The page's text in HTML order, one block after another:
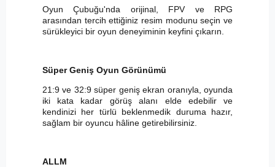
Oyun Çubuğu'nda orijinal, FPV ve RPG
arasından tercih ettiğiniz resim modunu seçin ve
sürükleyici bir oyun deneyiminin keyfini çıkarın.
Süper Geniş Oyun Görünümü
21:9 ve 32:9 süper geniş ekran oranıyla, oyunda
iki kata kadar görüş alanı elde edebilir ve
kendinizi her türlü beklenmedik duruma hazır,
sağlam bir oyuncu hâline getirebilirsiniz.
ALLM